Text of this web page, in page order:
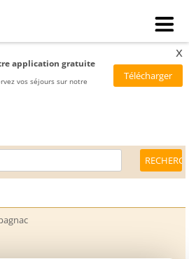
application gratuite
vos séjours sur notre
x